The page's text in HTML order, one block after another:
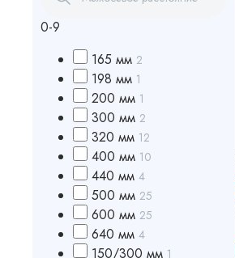
0-9
165 мм 2
198 мм 1
200 мм 1
300 мм 2
320 мм 12
400 мм 10
440 мм 4
500 мм 25
600 мм 25
640 мм 4
150/300 мм 1